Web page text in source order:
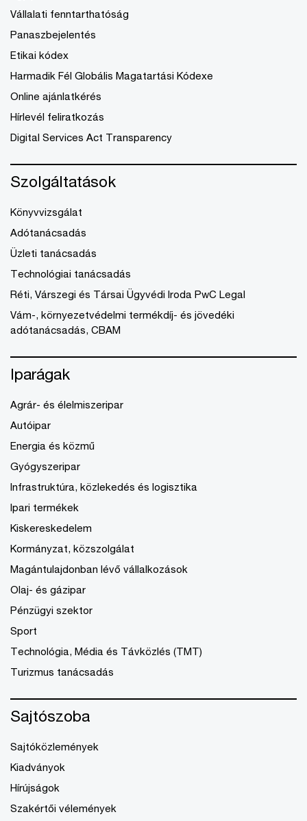
Vállalati fenntarthatóság
Panaszbejelentés
Etikai kódex
Harmadik Fél Globális Magatartási Kódexe
Online ajánlatkérés
Hírlevél feliratkozás
Digital Services Act Transparency
Szolgáltatások
Könyvvizsgálat
Adótanácsadás
Üzleti tanácsadás
Technológiai tanácsadás
Réti, Várszegi és Társai Ügyvédi Iroda PwC Legal
Vám-, környezetvédelmi termékdíj- és jövedéki
adótanácsadás, CBAM
Iparágak
Agrár- és élelmiszeripar
Autóipar
Energia és közmű
Gyógyszeripar
Infrastruktúra, közlekedés és logisztika
Ipari termékek
Kiskereskedelem
Kormányzat, közszolgálat
Magántulajdonban lévő vállalkozások
Olaj- és gázipar
Pénzügyi szektor
Sport
Technológia, Média és Távközlés (TMT)
Turizmus tanácsadás
Sajtószoba
Sajtóközlemények
Kiadványok
Hírújságok
Szakértői vélemények